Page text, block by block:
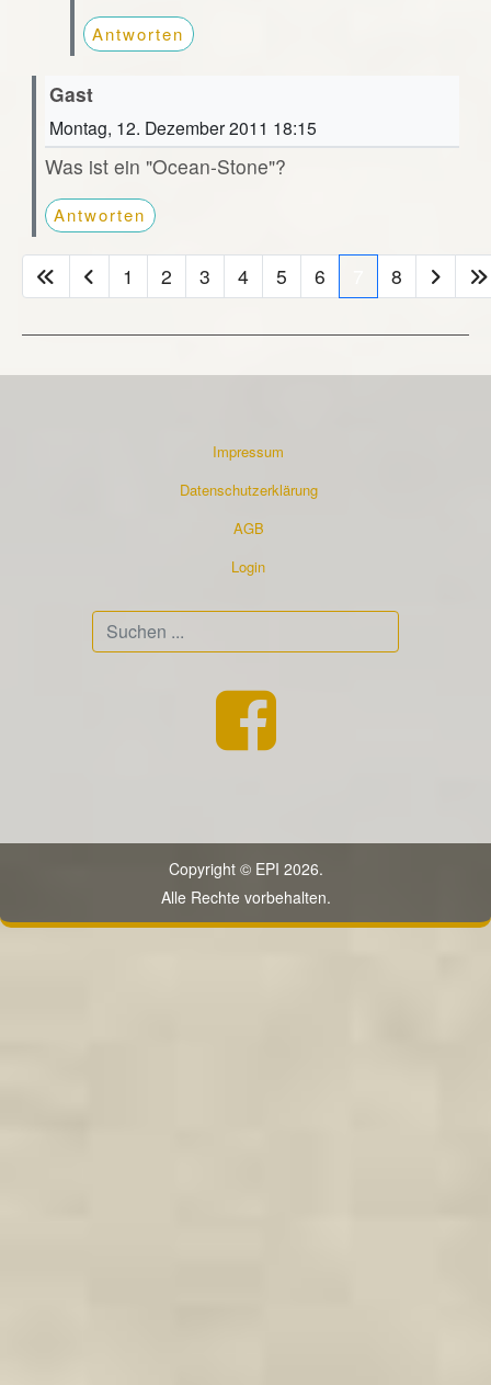
Antworten
Gast
Montag, 12. Dezember 2011 18:15
Was ist ein "Ocean-Stone"?
Antworten
1 2 3 4 5 6 8
Impressum
Datenschutzerklärung
AGB
Login
Copyright © EPI 2026.
Alle Rechte vorbehalten.